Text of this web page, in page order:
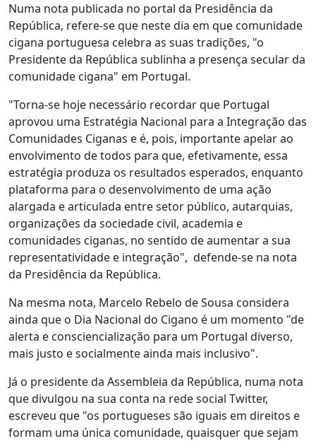
Numa nota publicada no portal da Presidência da
República, refere-se que neste dia em que comunidade
cigana portuguesa celebra as suas tradições, "o
Presidente da República sublinha a presença secular da
comunidade cigana" em Portugal.
"Torna-se hoje necessário recordar que Portugal
aprovou uma Estratégia Nacional para a Integração das
Comunidades Ciganas e é, pois, importante apelar ao
envolvimento de todos para que, efetivamente, essa
estratégia produza os resultados esperados, enquanto
plataforma para o desenvolvimento de uma ação
alargada e articulada entre setor público, autarquias,
organizações da sociedade civil, academia e
comunidades ciganas, no sentido de aumentar a sua
representatividade e integração", defende-se na nota
da Presidência da República.
Na mesma nota, Marcelo Rebelo de Sousa considera
ainda que o Dia Nacional do Cigano é um momento "de
alerta e consciencialização para um Portugal diverso,
mais justo e socialmente ainda mais inclusivo".
Já o presidente da Assembleia da República, numa nota
que divulgou na sua conta na rede social Twitter,
escreveu que "os portugueses são iguais em direitos e
formam uma única comunidade, quaisquer que sejam